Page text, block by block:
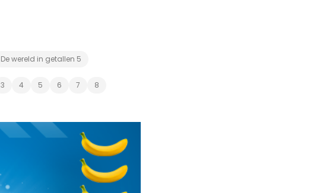
De wereld in getallen 5
3 4 5 6 7 8